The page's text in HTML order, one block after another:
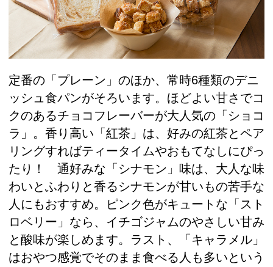
定番の「プレーン」のほか、常時6種類のデニ
ッシュ食パンがそろいます。ほどよい甘さでコ
クのあるチョコフレーバーが大人気の「ショコ
ラ」。香り高い「紅茶」は、好みの紅茶とペア
リングすればティータイムやおもてなしにぴっ
たり！ 通好みな「シナモン」味は、大人な味
わいとふわりと香るシナモンが甘いもの苦手な
人にもおすすめ。ピンク色がキュートな「スト
ロベリー」なら、イチゴジャムのやさしい甘み
と酸味が楽しめます。ラスト、「キャラメル」
はおやつ感覚でそのまま食べる人も多いという